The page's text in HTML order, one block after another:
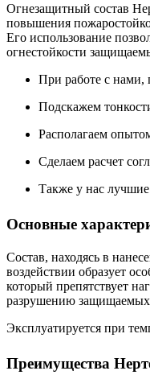
Огнезащитный состав
повышения
Его использование
огнестойкости
При работе с нами,
Подскажем
Располагаем
Сделаем расчет
Также у нас
Основные
Состав, находясь в
воздействии образует
который препятствует
разрушению защищаемых
Эксплуатируется при
Преимущества